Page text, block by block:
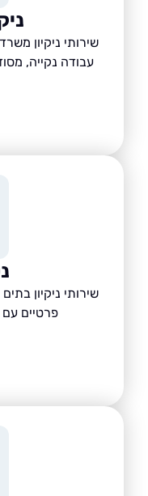
ניקיון
שירותי ניקיון משרדים
עבודה נקייה, מסודרת
נקיון
שירותי ניקיון בתים
פרטיים עם סטנדרט